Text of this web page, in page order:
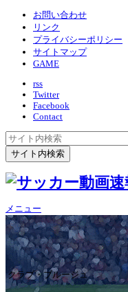
お問い合わせ
リンク
プライバシーポリシー
サイトマップ
GAME
rss
Twitter
Facebook
Contact
メニュー
クラブ・ブルージュ